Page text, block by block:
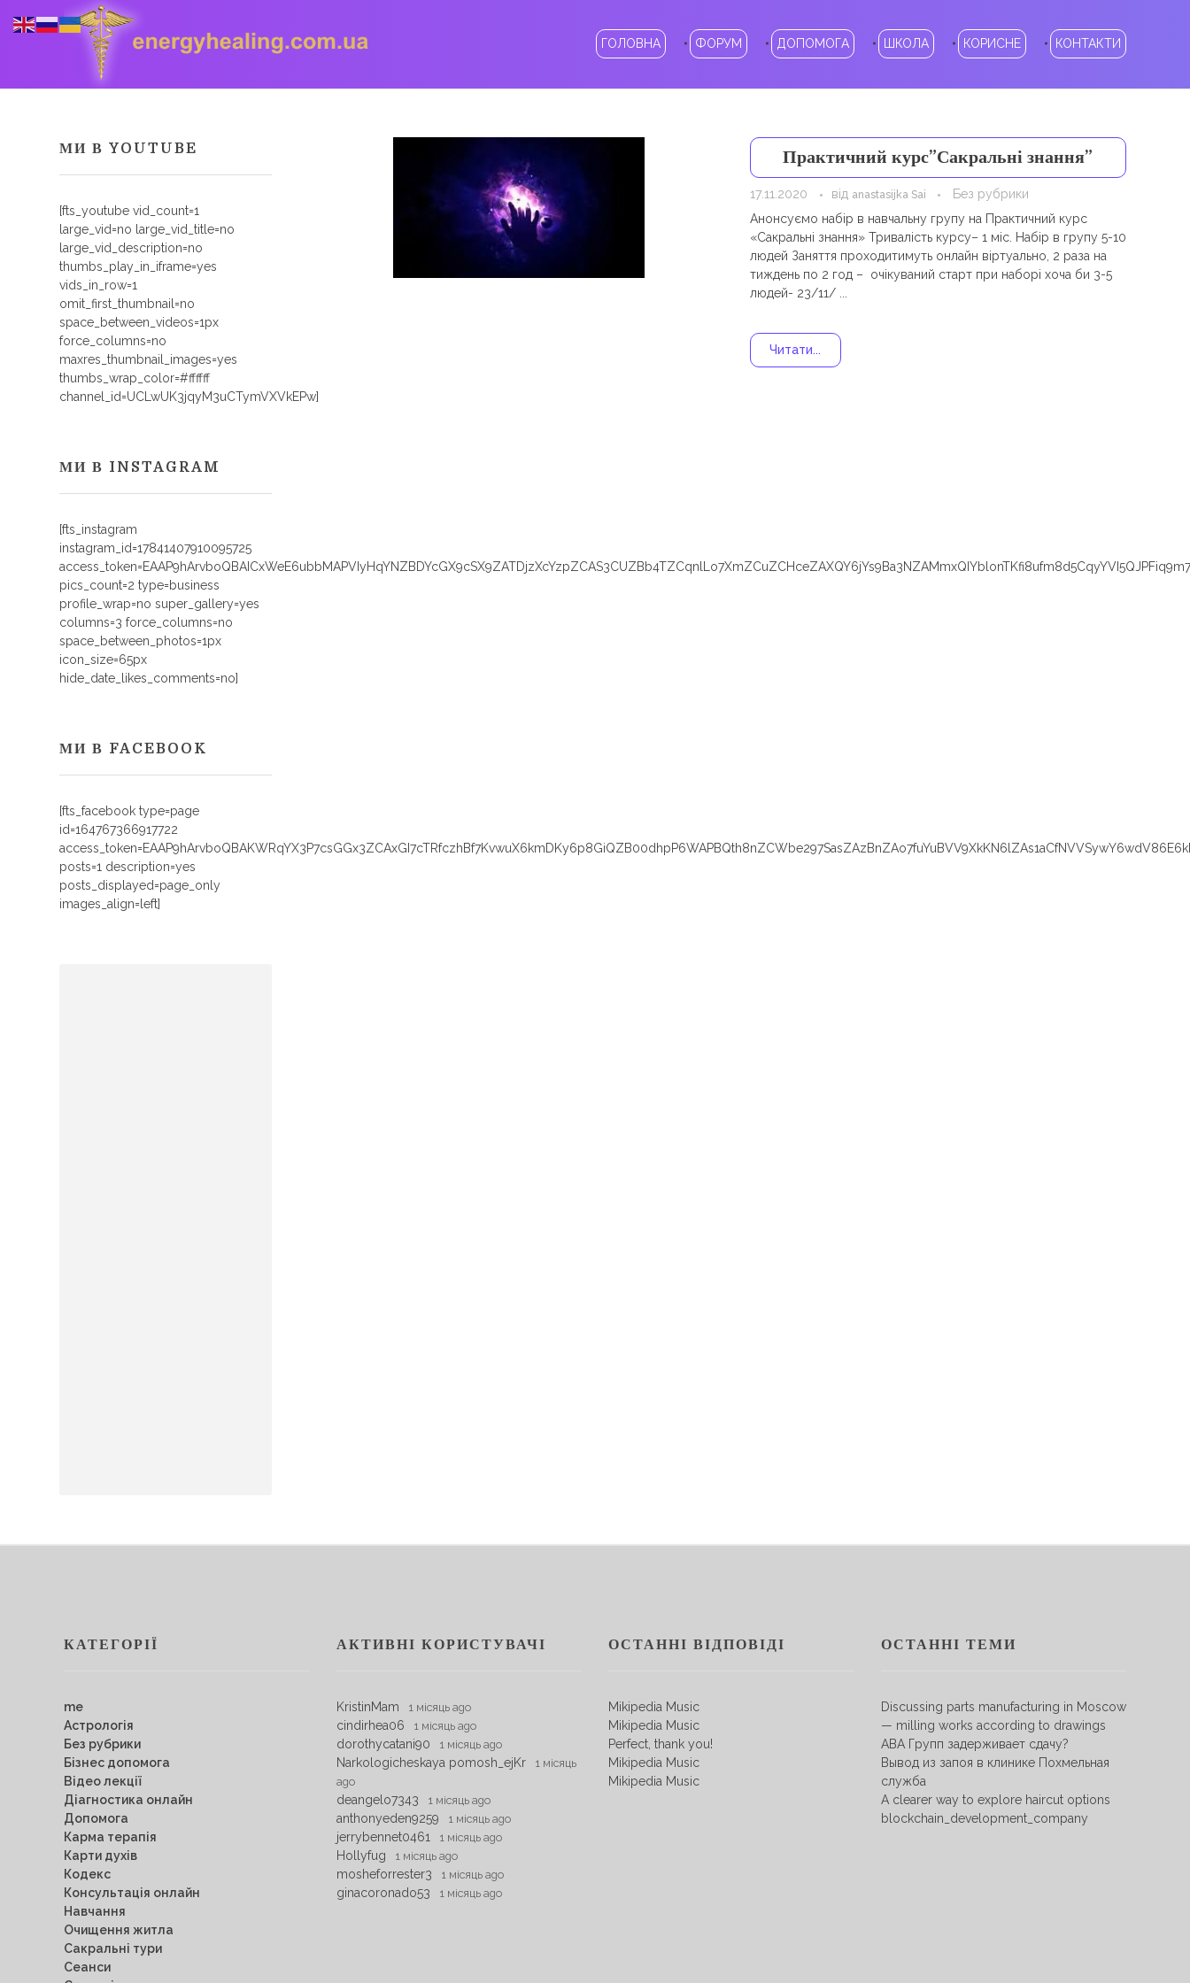
Energyhealing
Анастасія медіум,контактер,щоденник медіума,Майстер,цілительство,карма терапія,консультація онлайн,астрологія
ГОЛОВНА ФОРУМ ДОПОМОГА ШКОЛА КОРИСНЕ КОНТАКТИ
Практичний курс”Сакральні знання”
17.11.2020 від anastasijka Sai
Без рубрики
Анонсуємо набір в навчальну групу на Практичний курс
«Сакральні знання» Тривалість курсу– 1 міс. Набір в групу 5-10
людей Заняття проходитимуть онлайн віртуально, 2 раза на
тиждень по 2 год – очікуваний старт при наборі хоча би 3-5
людей- 23/11/ ...
Читати...
МИ В YOUTUBE
[fts_youtube vid_count=1
large_vid=no large_vid_title=no
large_vid_description=no
thumbs_play_in_iframe=yes
vids_in_row=1
omit_first_thumbnail=no
space_between_videos=1px
force_columns=no
maxres_thumbnail_images=yes
thumbs_wrap_color=#ffffff
channel_id=UCLwUK3jqyM3uCTymVXVkEPw]
МИ В INSTAGRAM
[fts_instagram
instagram_id=17841407910095725
pics_count=2 type=business
profile_wrap=no super_gallery=yes
columns=3 force_columns=no
space_between_photos=1px
icon_size=65px
hide_date_likes_comments=no]
МИ В FACEBOOK
[fts_facebook type=page
id=164767366917722
posts=1 description=yes
posts_displayed=page_only
images_align=left]
КАТЕГОРІЇ
me
Астрологія
Без рубрики
Бізнес допомога
Відео лекції
Діагностика онлайн
Допомога
Карма терапія
Карти духів
Кодекс
Консультація онлайн
Навчання
Очищення житла
Сакральні тури
Сеанси
АКТИВНІ КОРИСТУВАЧІ
KristinMam 1 місяць ago
cindirhea06 1 місяць ago
dorothycatani90 1 місяць ago
Narkologicheskaya pomosh_ejKr
1 місяць
ago
deangelo7343 1 місяць ago
anthonyeden9259 1 місяць ago
jerrybennet0461 1 місяць ago
Hollyfug 1 місяць ago
mosheforrester3 1 місяць ago
ginacoronado53 1 місяць ago
ОСТАННІ ВІДПОВІДІ
Mikipedia Music
Mikipedia Music
Perfect, thank you!
Mikipedia Music
Mikipedia Music
ОСТАННІ ТЕМИ
Discussing parts manufacturing in Moscow
— milling works according to drawings
АВА Групп задерживает сдачу?
Вывод из запоя в клинике Похмельная
служба
A clearer way to explore haircut options
blockchain_development_company